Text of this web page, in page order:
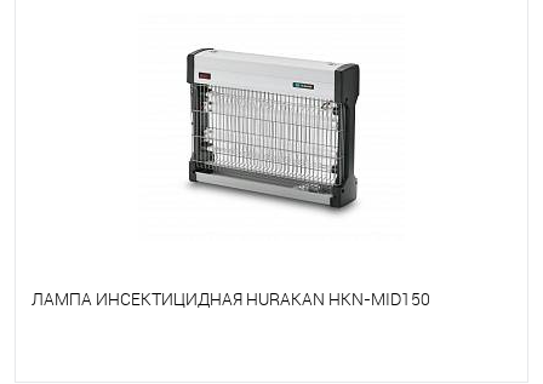
ЛАМПА ИНСЕКТИЦИДНАЯ HURAKAN HKN-MID150